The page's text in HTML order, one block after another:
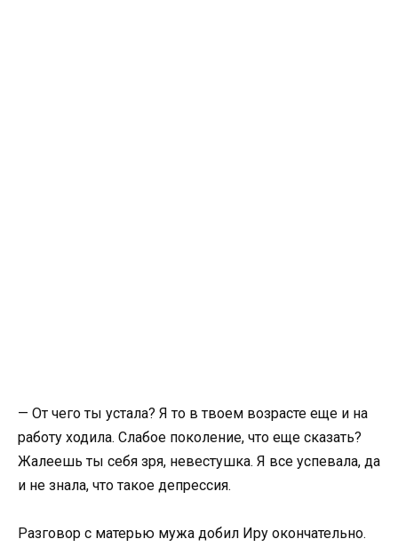
— От чего ты устала? Я то в твоем возрасте еще и на
работу ходила. Слабое поколение, что еще сказать?
Жалеешь ты себя зря, невестушка. Я все успевала, да
и не знала, что такое депрессия.
Разговор с матерью мужа добил Иру окончательно.